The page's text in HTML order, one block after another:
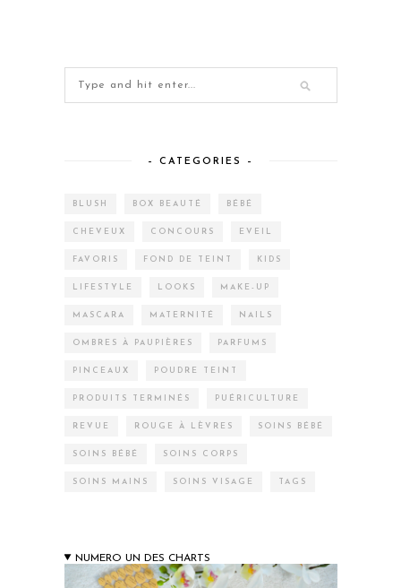
– CATEGORIES –
BLUSH BOX BEAUTÉ BÉBÉ
CHEVEUX CONCOURS EVEIL
FAVORIS FOND DE TEINT KIDS
LIFESTYLE LOOKS MAKE-UP
MASCARA MATERNITÉ NAILS
OMBRES À PAUPIÈRES PARFUMS
PINCEAUX POUDRE TEINT
PRODUITS TERMINÉS PUÉRICULTURE
REVUE ROUGE À LÈVRES SOINS BÉBÉ
SOINS BÉBÉ SOINS CORPS
SOINS MAINS SOINS VISAGE TAGS
NUMERO UN DES CHARTS